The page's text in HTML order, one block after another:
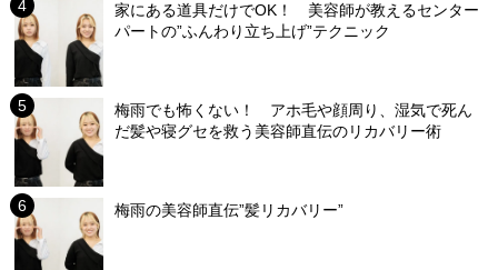
家にある道具だけでOK！ 美容師が教えるセンター
パートの”ふんわり立ち上げ”テクニック
梅雨でも怖くない！ アホ毛や顔周り、湿気で死ん
だ髪や寝グセを救う美容師直伝のリカバリー術
梅雨の美容師直伝”髪リカバリー”